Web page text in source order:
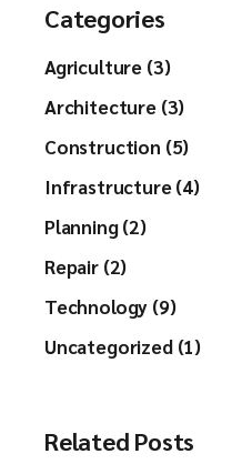
Categories
Agriculture (3)
Architecture (3)
Construction (5)
Infrastructure (4)
Planning (2)
Repair (2)
Technology (9)
Uncategorized (1)
Related Posts